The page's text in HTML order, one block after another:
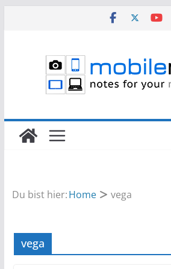
Du bist hier:Home vega
vega